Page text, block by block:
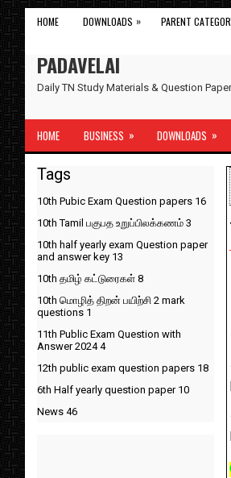
HOME DOWNLOADS » PARENT
PADAVELAI
Daily TN Study Materials & Question
HOME BUSINESS » DOWNLOADS »
Tags
10th Pubic Exam Question papers 16
10th Tamil பகுபத உறுப்பிலக்கணம் 3
10th half yearly exam Question paper
and answer key 13
10th தமிழ் கட்டுரைகள் 8
10th மொழித் திறன் பயிற்சி 2 mark
questions 1
11th Public Exam Question with
Answer 20244
12th public exam question papers 18
6th Half yearly question paper 10
News 46